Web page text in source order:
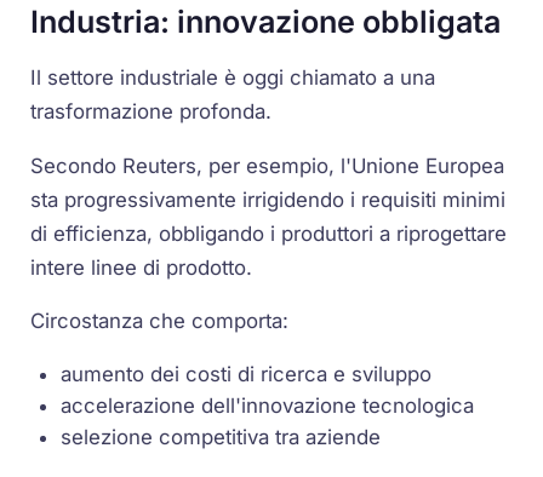
Industria: innovazione obbligata
Il settore industriale è oggi chiamato a una
trasformazione profonda.
Secondo Reuters, per esempio, l'Unione Europea
sta progressivamente irrigidendo i requisiti minimi
di efficienza, obbligando i produttori a riprogettare
intere linee di prodotto.
Circostanza che comporta:
aumento dei costi di ricerca e sviluppo
accelerazione dell'innovazione tecnologica
selezione competitiva tra aziende